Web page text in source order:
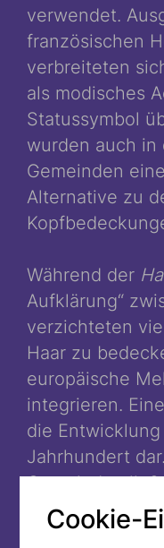
verwendet.
französischen
verbreiteten
als modisches
Statussymbol
wurden auch in
Gemeinden
Alternative zu
Während der
Aufklärung“
verzichteten
Haar zu
europäische
integrieren.
die Entwicklung
Jahrhundert
Gemeinden
Jüdinnen
sogar das
Cookie-